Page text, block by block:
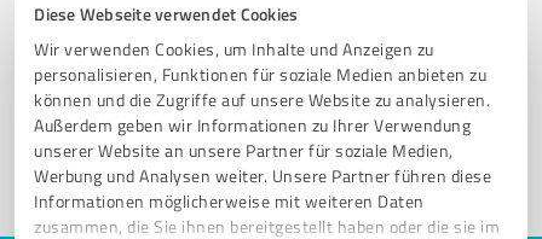
Diese Webseite verwendet Cookies
Wir verwenden Cookies, um Inhalte und Anzeigen zu
personalisieren, Funktionen für soziale Medien anbieten zu
können und die Zugriffe auf unsere Website zu analysieren.
Außerdem geben wir Informationen zu Ihrer Verwendung
unserer Website an unsere Partner für soziale Medien,
Werbung und Analysen weiter. Unsere Partner führen diese
Informationen möglicherweise mit weiteren Daten
zusammen, die Sie ihnen bereitgestellt haben oder die sie im
Sie möchten auch hier gelistet werden?
Registrieren Sie sich jetzt und werden Sie ein von
Kunden empfohlener ProvenExpert!
1